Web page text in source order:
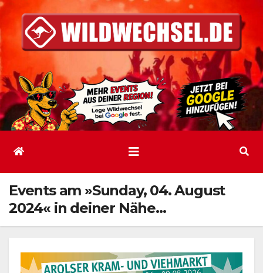
Inhalt
springen
Events am »Sunday, 04. August
2024« in deiner Nähe…